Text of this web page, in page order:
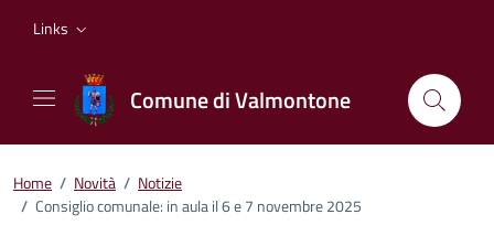
Links
Comune di Valmontone
Home / Novità / Notizie
/ Consiglio comunale: in aula il 6 e 7 novembre 2025